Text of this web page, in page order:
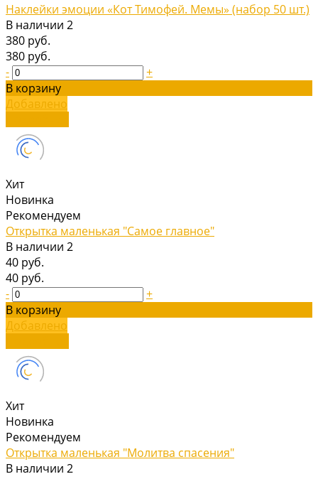
Наклейки эмоции «Кот Тимофей. Мемы» (набор 50 шт.)
В наличии 2
380 руб.
380 руб.
-
+
В корзину
Добавлено
Хит
Новинка
Рекомендуем
Открытка маленькая "Самое главное"
В наличии 2
40 руб.
40 руб.
-
+
В корзину
Добавлено
Хит
Новинка
Рекомендуем
Открытка маленькая "Молитва спасения"
В наличии 2